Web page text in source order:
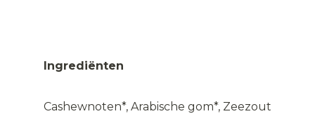
Ingrediënten
Cashewnoten*, Arabische gom*, Zeezout